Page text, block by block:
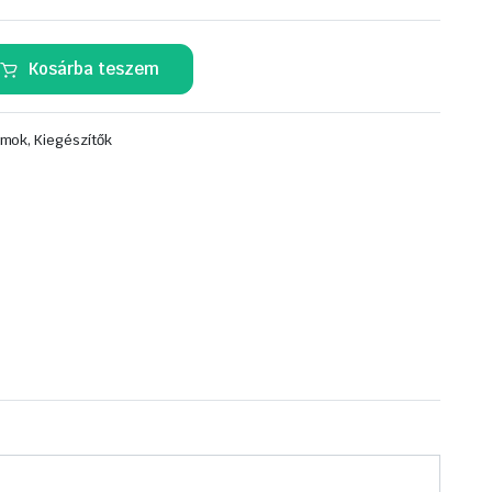
Kosárba teszem
Kiegészítők